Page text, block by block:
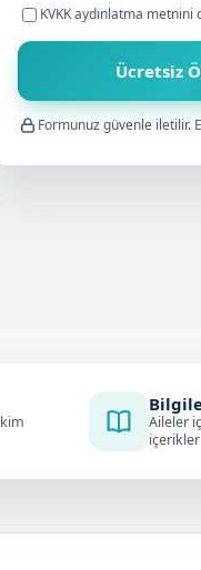
KVKK aydınlatma metnini
Ücretsiz
Formunuz güvenle iletilir.
Aileler
içerikler